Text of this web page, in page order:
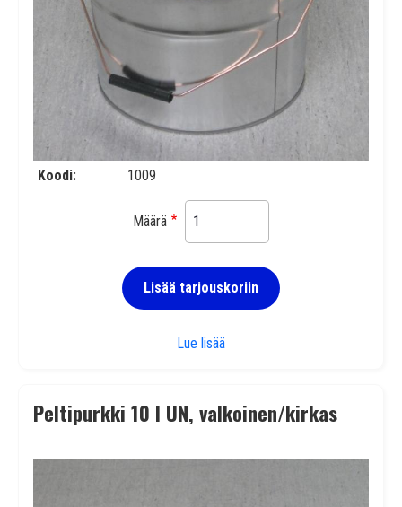
Koodi 1009
Määrä
Lisää tarjouskoriin
Lue lisää
Peltipurkki 10 l UN, valkoinen/kirkas